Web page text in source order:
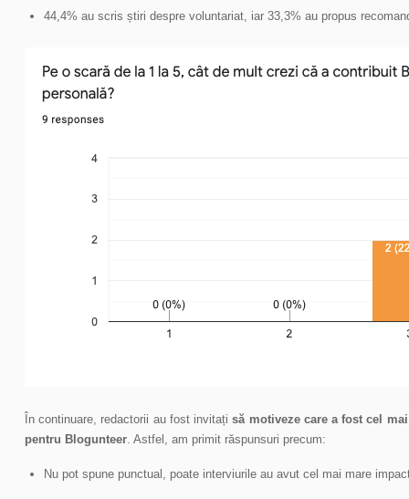
44,4% au scris știri despre voluntariat, iar 33,3% au propus
În continuare, redactorii au fost invitați să motiveze care a fost cel
pentru Blogunteer. Astfel, am primit răspunsuri precum:
Nu pot spune punctual, poate interviurile au avut cel mai mare